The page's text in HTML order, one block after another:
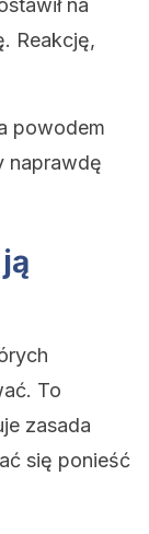
na
Reakcję,
powodem
naprawdę
To
zasada
się ponieść